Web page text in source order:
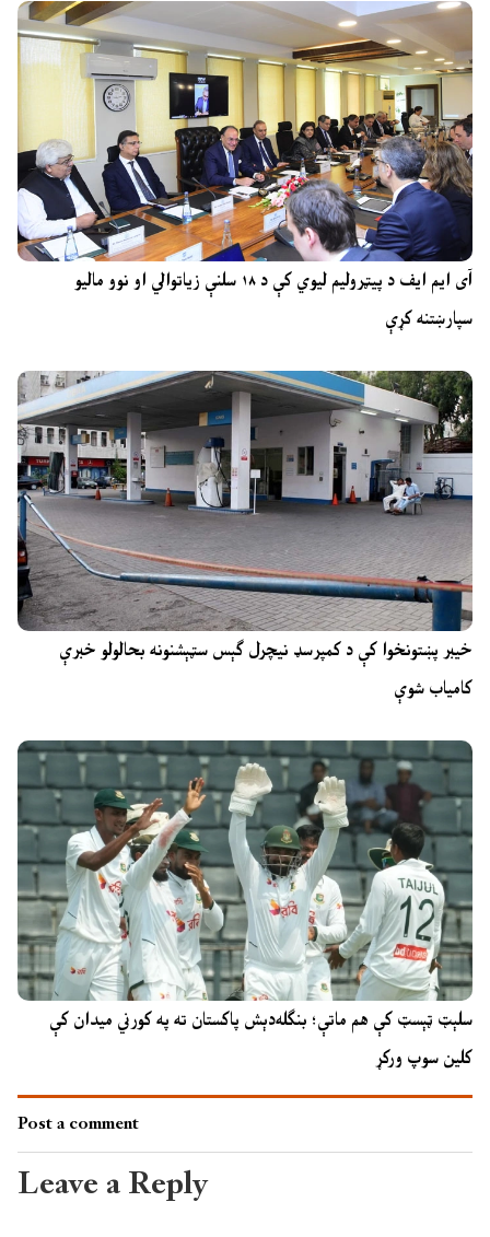
آی ایم ایف د پیټرولیم لیوي کې د ۱۸ سلنې زیاتوالي او نوو مالیو
سپارښتنه کړې
خیبر پښتونخوا کې د کمپرسډ نیچرل ګېس سټېشنونه بحالولو خبرې
کامیاب شوې
سلېټ ټېسټ کې هم ماتې؛ بنګله‌دېش پاکستان ته په کورني میدان کې
کلین سوپ ورکړ
Post a comment
Leave a Reply